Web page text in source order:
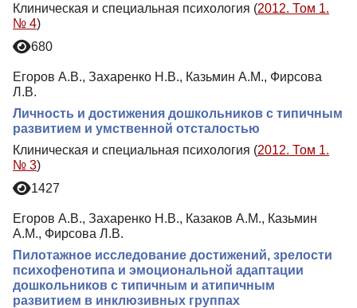
Клиническая и специальная психология (2012. Том 1.
№ 4)
680
Егоров А.В., Захаренко Н.В., Казьмин А.М., Фирсова
Л.В.
Личность и достижения дошкольников с типичным
развитием и умственной отсталостью
Клиническая и специальная психология (2012. Том 1.
№ 3)
1427
Егоров А.В., Захаренко Н.В., Казаков А.М., Казьмин
А.М., Фирсова Л.В.
Пилотажное исследование достижений, зрелости
психофенотипа и эмоциональной адаптации
дошкольников с типичным и атипичным
развитием в инклюзивных группах